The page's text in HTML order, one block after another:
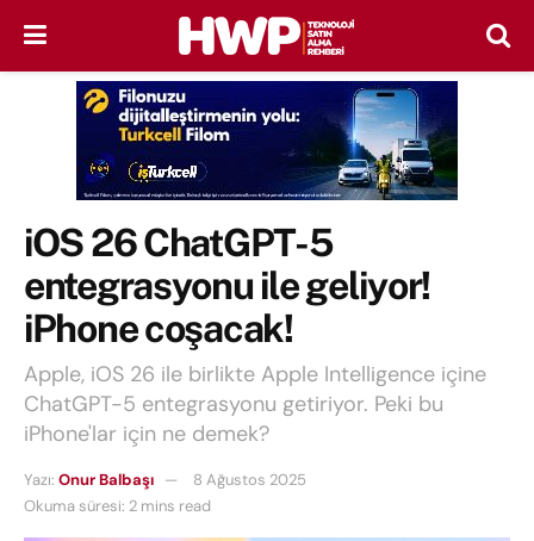
iOS 26 ChatGPT-5
entegrasyonu ile geliyor!
iPhone coşacak!
Apple, iOS 26 ile birlikte Apple Intelligence içine
ChatGPT-5 entegrasyonu getiriyor. Peki bu
iPhone'lar için ne demek?
Yazı: Onur Balbaşı
8 Ağustos 2025
Okuma süresi: 2 mins read